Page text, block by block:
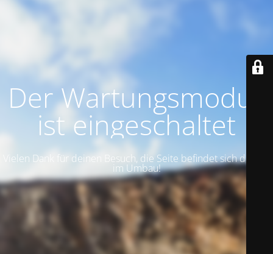
Der Wartungsmodus
ist eingeschaltet
Vielen Dank für deinen Besuch, die Seite befindet sich derzeit
im Umbau!